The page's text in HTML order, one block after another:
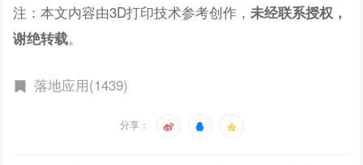
注：本文内容由3D打印技术参考创作， 未经联系授权，
谢绝转载。
落地应用(1439)
分享：